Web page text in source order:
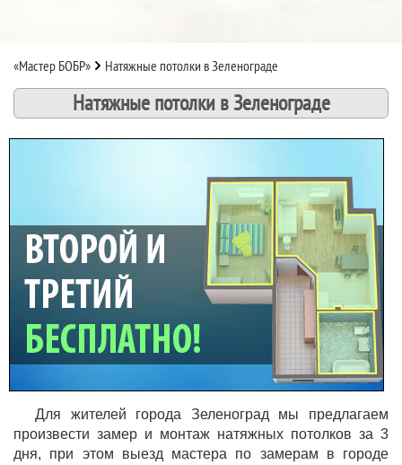
«Мастер БОБР» Натяжные потолки в Зеленограде
Натяжные потолки в Зеленограде
Для жителей города Зеленоград мы предлагаем
произвести замер и монтаж натяжных потолков за 3
дня, при этом выезд мастера по замерам в городе